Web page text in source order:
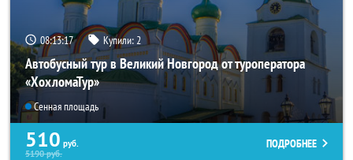
08:13:15 Купили: 2
Автобусный тур в Великий Новгород от туроператора
«ХохломаТур»
Сенная площадь
510 руб.
5190руб.
ПОДРОБНЕЕ